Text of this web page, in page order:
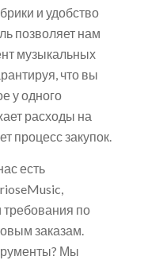
и удобство
позволяет нам
музыкальных
что вы
у одного
расходы на
процесс закупок.
есть
требования по
заказам.
Мы